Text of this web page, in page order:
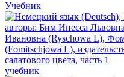
Учебник
учебник